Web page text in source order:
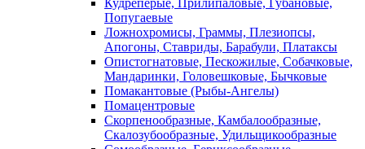
Кудреперые, Прилипаловые, Губановые,
Попугаевые
Ложнохромисы, Граммы, Плезиопсы,
Апогоны, Ставриды, Барабули, Платаксы
Опистогнатовые, Пескожилые, Собачковые,
Мандаринки, Головешковые, Бычковые
Помакантовые (Рыбы-Ангелы)
Помацентровые
Скорпенообразные, Камбалообразные,
Скалозубообразные, Удильщикообразные